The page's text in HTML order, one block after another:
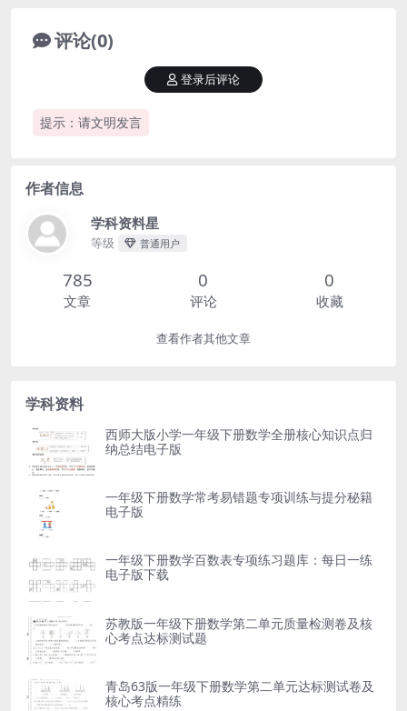
评论(0)
提示：请文明发言
登录后评论
作者信息
学科资料星
等级 普通用户
785
文章
0
评论
0
收藏
查看作者其他文章
学科资料
西师大版小学一年级下册数学全册核心知识点归
纳总结电子版
一年级下册数学常考易错题专项训练与提分秘籍
电子版
一年级下册数学百数表专项练习题库：每日一练
电子版下载
苏教版一年级下册数学第二单元质量检测卷及核
心考点达标测试题
青岛63版一年级下册数学第二单元达标测试卷及
核心考点精练